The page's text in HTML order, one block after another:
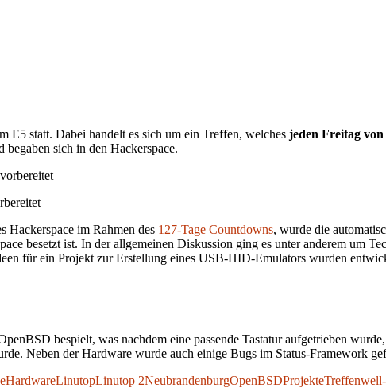
E5 statt. Dabei handelt es sich um ein Treffen, welches jeden Freitag
sich in den Hackerspace.
Hackerspace im Rahmen des 127-Tage Countdowns, wurde die
besetzt ist. In der allgemeinen Diskussion ging es unter anderem um
für ein Projekt zur Erstellung eines USB-HID-Emulators wurden
bespielt, was nachdem eine passende Tastatur aufgetrieben
Neben der Hardware wurde auch einige Bugs im Status-Framework
HardwareLinutopLinutop 2NeubrandenburgOpenBSDProjekteTreffen